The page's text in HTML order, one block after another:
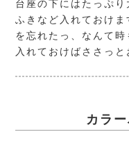
台座の下にはたっぷ
ふきなど入れておけ
を忘れたっ、なんて
入れておけばささっ
カラ